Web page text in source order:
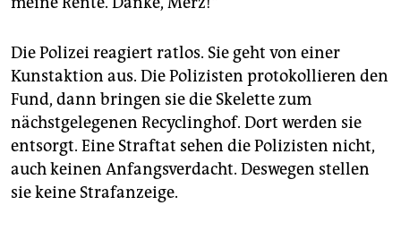
Die Polizei reagiert ratlos. Sie geht von einer
Kunstaktion aus. Die Polizisten protokollieren den
Fund, dann bringen sie die Skelette zum
nächstgelegenen Recyclinghof. Dort werden sie
entsorgt. Eine Straftat sehen die Polizisten nicht,
auch keinen Anfangsverdacht. Deswegen stellen
sie keine Strafanzeige.